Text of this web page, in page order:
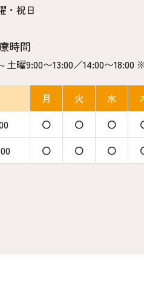
・祝日
時間
土曜9:00〜13:00／14:00〜
月 火 水
〇 〇 〇
〇 〇 〇